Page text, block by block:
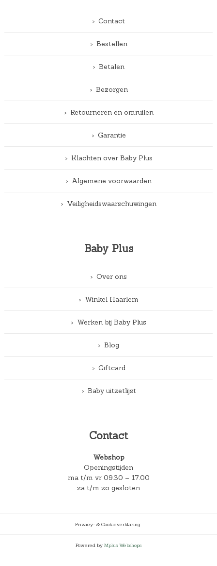
Contact
Bestellen
Betalen
Bezorgen
Retourneren en omruilen
Garantie
Klachten over Baby Plus
Algemene voorwaarden
Veiligheidswaarschuwingen
Baby Plus
Over ons
Winkel Haarlem
Werken bij Baby Plus
Blog
Giftcard
Baby uitzetlijst
Contact
Webshop
Openingstijden
ma t/m vr 09.30 – 17.00
za t/m zo gesloten
Privacy- & Cookieverklaring
Powered by Mplus Webshops